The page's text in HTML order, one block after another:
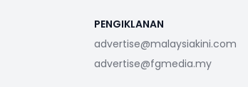
PENGIKLANAN
advertise@malaysiakini.com
advertise@fgmedia.my